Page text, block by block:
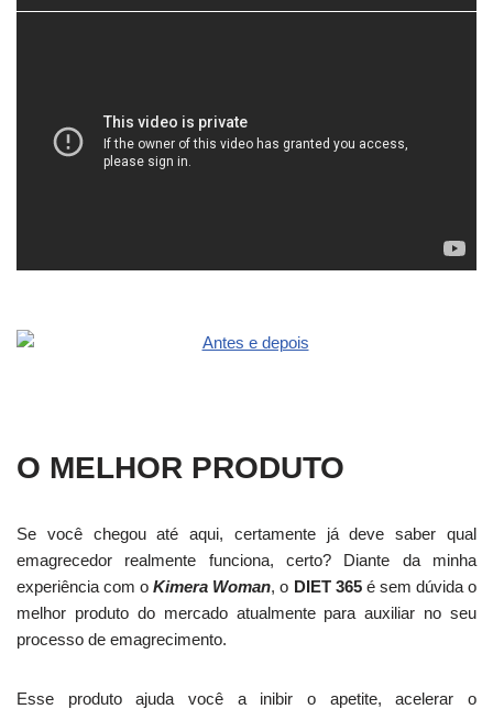
O MELHOR PRODUTO
Se você chegou até aqui, certamente já deve saber qual
emagrecedor realmente funciona, certo? Diante da minha
experiência com oKimera Woman, o DIET 365 é sem dúvida o
melhor produto do mercado atualmente para auxiliar no seu
processo de emagrecimento.
Esse produto ajuda você a inibir o apetite, acelerar o